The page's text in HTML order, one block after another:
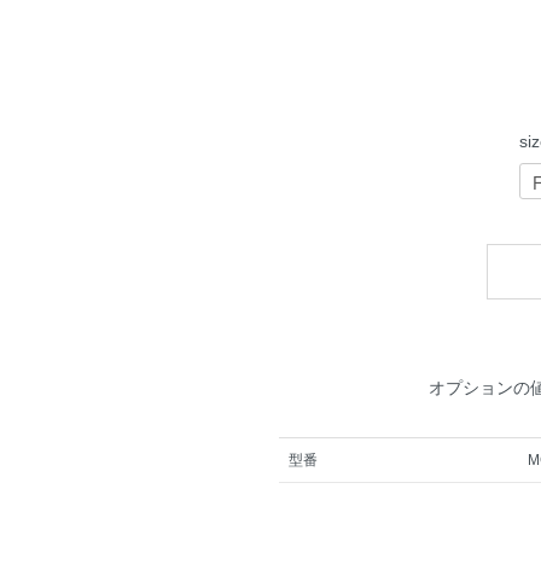
オプションの
型番